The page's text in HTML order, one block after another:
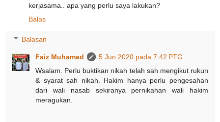
kerjasama.. apa yang perlu saya lakukan?
Balas
Balasan
Faiz Muhamad
5 Jun 2020 pada 7:42 PTG
Wsalam. Perlu buktikan nikah telah sah mengikut rukun
& syarat sah nikah. Hakim hanya perlu pengesahan
dari wali nasab sekiranya pernikahan wali hakim
meragukan.